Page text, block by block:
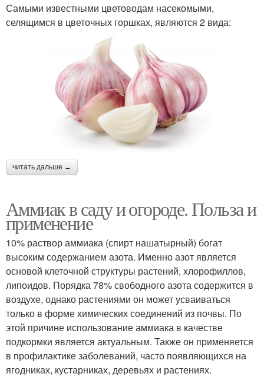
Самыми известными цветоводам насекомыми,
селящимся в цветочных горшках, являются 2 вида:
читать дальше →
Аммиак в саду и огороде. Польза и
применение
10% раствор аммиака (спирт нашатырный) богат
высоким содержанием азота. Именно азот является
основой клеточной структуры растений, хлорофиллов,
липоидов. Порядка 78% свободного азота содержится в
воздухе, однако растениями он может усваиваться
только в форме химических соединений из почвы. По
этой причине использование аммиака в качестве
подкормки является актуальным. Также он применяется
в профилактике заболеваний, часто появляющихся на
ягодниках, кустарниках, деревьях и растениях.